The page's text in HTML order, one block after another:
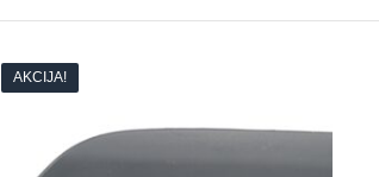
AKCIJA!